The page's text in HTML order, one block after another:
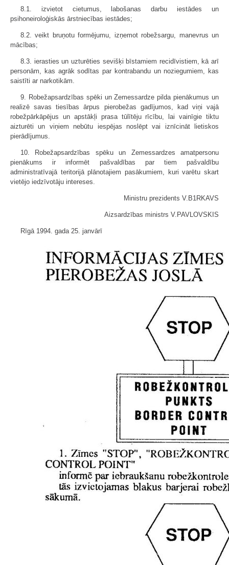
8.1. izvietot cietumus, labošanas darbu iestādes un
psihoneiroloģiskās ārstniecības iestādes;
8.2. veikt bruņotu formējumu, izņemot robežsargu, manevrus un
mācības;
8.3. ierasties un uzturēties sevišķi bīstamiem recidīvistiem, kā arī
personām, kas agrāk sodītas par kontrabandu un noziegumiem, kas
saistīti ar narkotikām.
9. Robežapsardzības spēki un Zemessardze pilda pienākumus un
realizē savas tiesības ārpus pierobežas gadījumos, kad viņi vajā
robežpārkāpējus un apstākļi prasa tūlītēju rīcību, lai vainīgie tiktu
aizturēti un viņiem nebūtu iespējas noslēpt vai iznīcināt lietiskos
pierādījumus.
10. Robežapsardzības spēku un Zemessardzes amatpersonu
pienākums ir informēt pašvaldības par tiem pašvaldību
administratīvajā teritorijā plānotajiem pasākumiem, kuri varētu skart
vietējo iedzīvotāju intereses.
Ministru prezidents V.B1RKAVS
Aizsardzības ministrs V.PAVLOVSKIS
Rīgā 1994. gada 25. janvārī